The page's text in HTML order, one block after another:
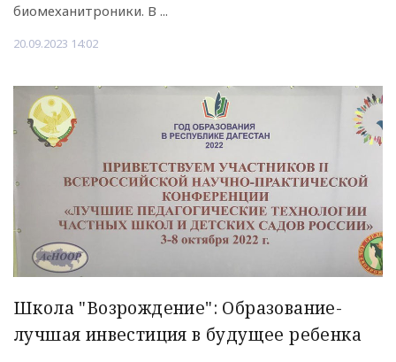
биомеханитроники. В ...
20.09.2023 14:02
Школа "Возрождение": Образование-
лучшая инвестиция в будущее ребенка